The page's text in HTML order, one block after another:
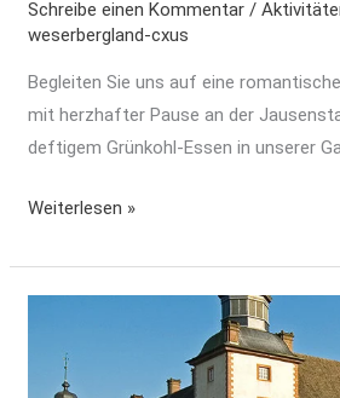
Schreibe einen Kommentar /
weserbergland-cxus
Begleiten Sie uns auf eine
mit herzhafter Pause an der
deftigem Grünkohl-Essen in unserer
Weiterlesen »
erkunden